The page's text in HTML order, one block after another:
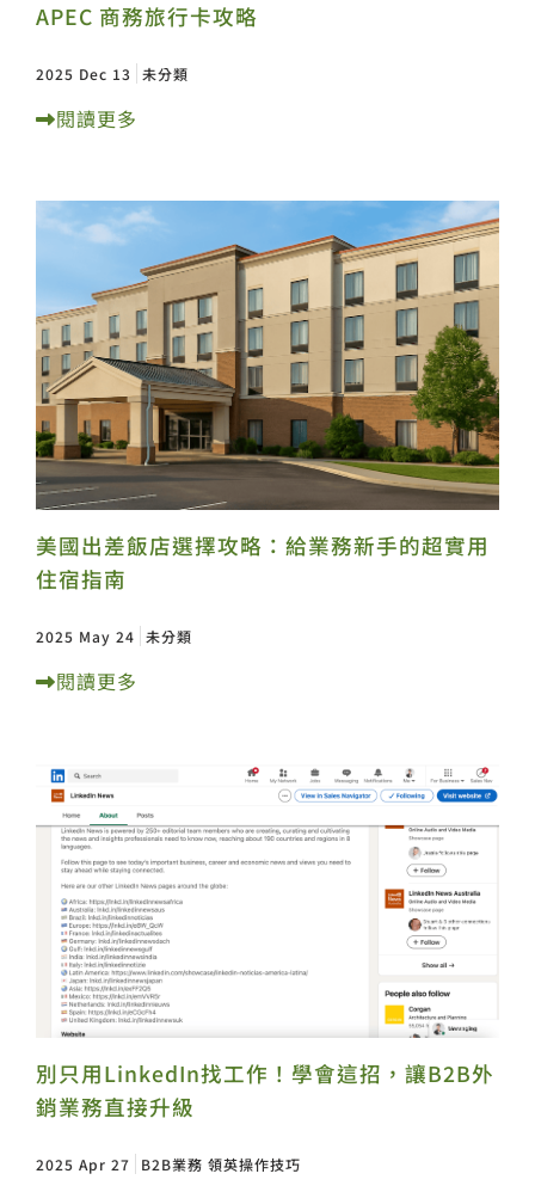
APEC 商務旅行卡攻略
2025 Dec 13 未分類
閱讀更多
美國出差飯店選擇攻略：給業務新手的超實用
住宿指南
2025 May 24 未分類
閱讀更多
別只用LinkedIn找工作！學會這招，讓B2B外
銷業務直接升級
2025 Apr 27 B2B業務 領英操作技巧